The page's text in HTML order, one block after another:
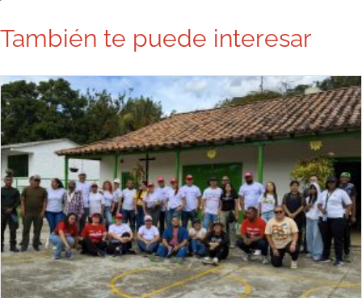
También te puede interesar